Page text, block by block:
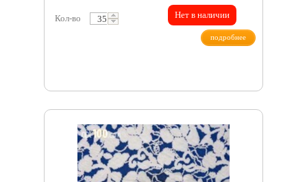
Кол-во Нет в наличии
подробнее